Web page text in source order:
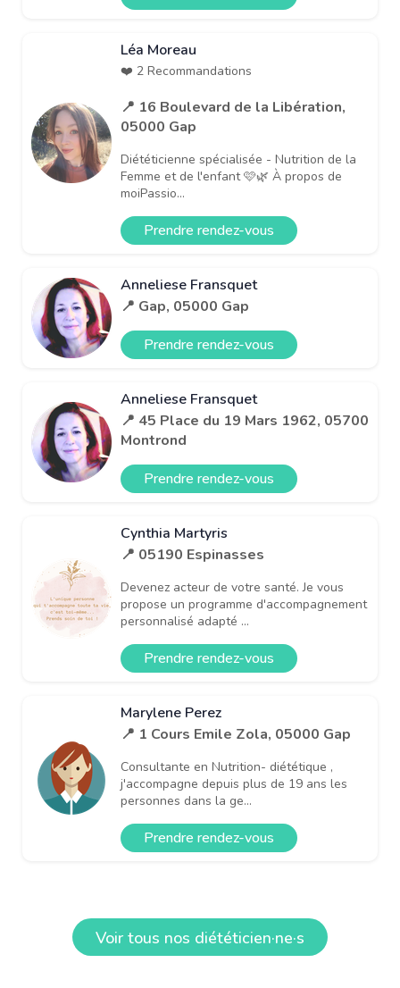
Léa Moreau
❤️ 2 Recommandations
📍 16 Boulevard de la Libération,
05000 Gap
Diététicienne spécialisée - Nutrition de la
Femme et de l'enfant 🩷🌿 À propos de
moiPassio...
Prendre rendez-vous
Anneliese Fransquet
📍 Gap, 05000 Gap
Prendre rendez-vous
Anneliese Fransquet
📍 45 Place du 19 Mars 1962, 05700
Montrond
Prendre rendez-vous
Cynthia Martyris
📍 05190 Espinasses
Devenez acteur de votre santé. Je vous
propose un programme d'accompagnement
personnalisé adapté ...
Prendre rendez-vous
Marylene Perez
📍 1 Cours Emile Zola, 05000 Gap
Consultante en Nutrition- diététique ,
j'accompagne depuis plus de 19 ans les
personnes dans la ge...
Prendre rendez-vous
Voir tous nos diététicien·ne·s